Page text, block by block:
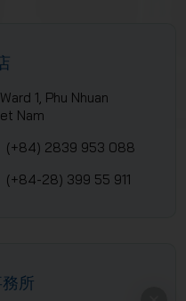
1, Phu Nhuan
Nam
(+84) 2839 953 088
(+84-28) 399 55 911
所